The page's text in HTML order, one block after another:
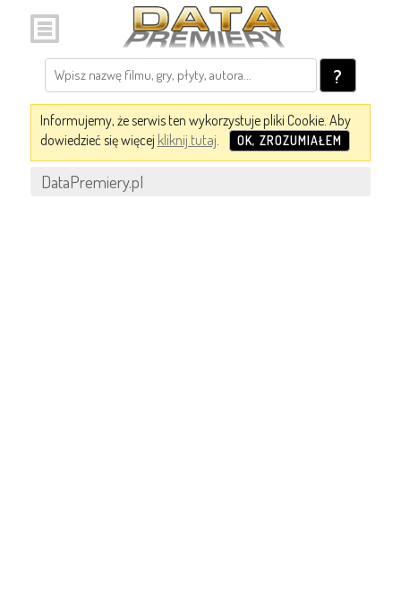
?
Informujemy, że serwis ten wykorzystuje pliki Cookie. Aby
dowiedzieć się więcej kliknij tutaj. OK, ZROZUMIAŁEM
DataPremiery.pl